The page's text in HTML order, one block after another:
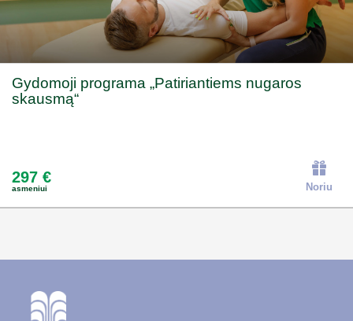
Gydomoji programa „Patiriantiems nugaros
skausmą“
297 €
asmeniui Noriu